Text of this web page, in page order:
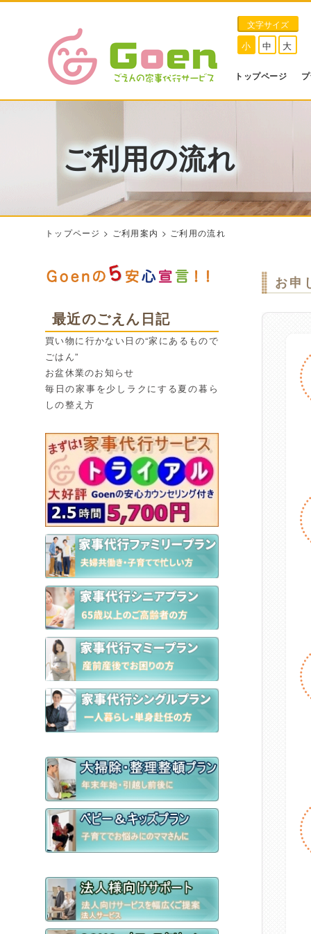
文字サイズ
小 中 大
トップページ
ご利用の流れ
トップページ > ご利用案内 > ご利用の流れ
最近のごえん日記
買い物に行かない日の“家にあるもので
ごはん”
お盆休業のお知らせ
毎日の家事を少しラクにする夏の暮ら
しの整え方
お申